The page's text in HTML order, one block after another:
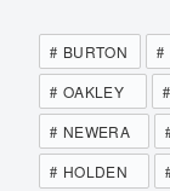
BURTON
OAKLEY
NEWERA
HOLDEN